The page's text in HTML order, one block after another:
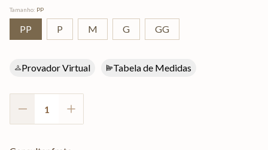
Tamanho: PP
PP P M G GG
Provador Virtual Tabela de Medidas